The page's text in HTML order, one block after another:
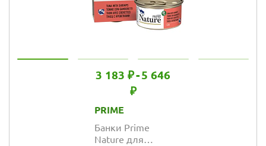
3 183 ₽-5 646
₽
PRIME
Банки Prime
Nature для